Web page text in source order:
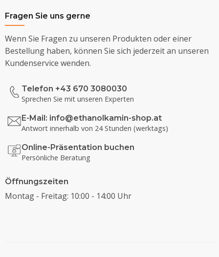
Fragen Sie uns gerne
Wenn Sie Fragen zu unseren Produkten oder einer
Bestellung haben, können Sie sich jederzeit an unseren
Kundenservice wenden.
Telefon +43 670 3080030
Sprechen Sie mit unseren Experten
E-Mail: info@ethanolkamin-shop.at
Antwort innerhalb von 24 Stunden (werktags)
Online-Präsentation buchen
Persönliche Beratung
Öffnungszeiten
Montag - Freitag: 10:00 - 14:00 Uhr